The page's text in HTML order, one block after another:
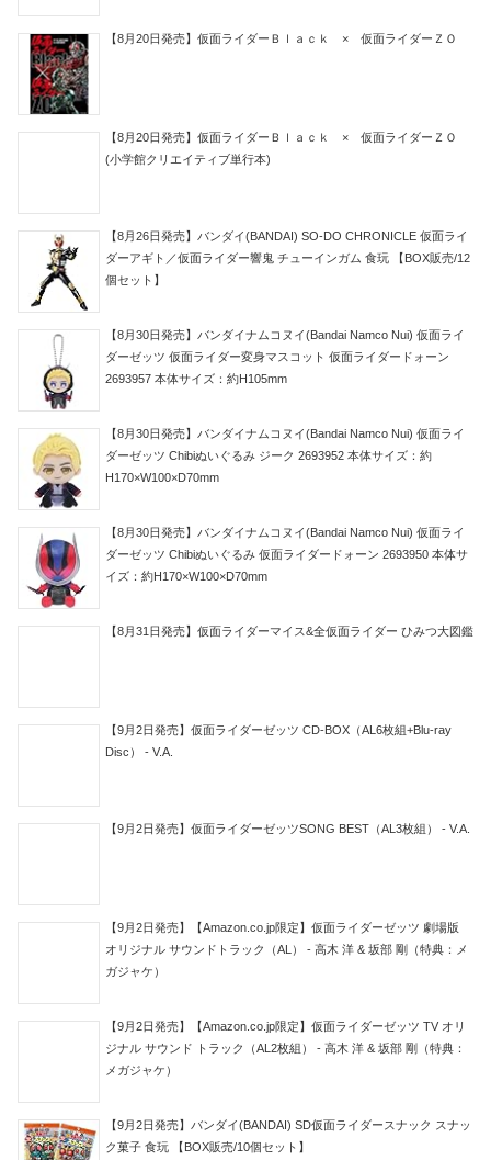
【8月20日発売】仮面ライダーＢｌａｃｋ × 仮面ライダーＺＯ
【8月20日発売】仮面ライダーＢｌａｃｋ × 仮面ライダーＺＯ
(小学館クリエイティブ単行本)
【8月26日発売】バンダイ(BANDAI) SO-DO CHRONICLE 仮面ライ
ダーアギト／仮面ライダー響鬼 チューインガム 食玩 【BOX販売/12
個セット】
【8月30日発売】バンダイナムコヌイ(Bandai Namco Nui) 仮面ライ
ダーゼッツ 仮面ライダー変身マスコット 仮面ライダードォーン
2693957 本体サイズ：約H105mm
【8月30日発売】バンダイナムコヌイ(Bandai Namco Nui) 仮面ライ
ダーゼッツ Chibiぬいぐるみ ジーク 2693952 本体サイズ：約
H170×W100×D70mm
【8月30日発売】バンダイナムコヌイ(Bandai Namco Nui) 仮面ライ
ダーゼッツ Chibiぬいぐるみ 仮面ライダードォーン 2693950 本体サ
イズ：約H170×W100×D70mm
【8月31日発売】仮面ライダーマイス&全仮面ライダー ひみつ大図鑑
【9月2日発売】仮面ライダーゼッツ CD-BOX（AL6枚組+Blu-ray
Disc） - V.A.
【9月2日発売】仮面ライダーゼッツSONG BEST（AL3枚組） - V.A.
【9月2日発売】【Amazon.co.jp限定】仮面ライダーゼッツ 劇場版
オリジナル サウンドトラック（AL） - 高木 洋 & 坂部 剛（特典：メ
ガジャケ）
【9月2日発売】【Amazon.co.jp限定】仮面ライダーゼッツ TV オリ
ジナル サウンド トラック（AL2枚組） - 高木 洋 & 坂部 剛（特典：
メガジャケ）
【9月2日発売】バンダイ(BANDAI) SD仮面ライダースナック スナッ
ク菓子 食玩 【BOX販売/10個セット】